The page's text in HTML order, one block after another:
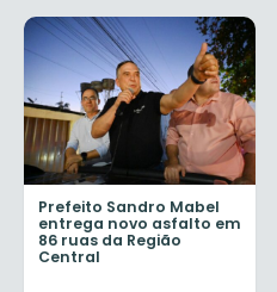
Prefeito Sandro Mabel
entrega novo asfalto em
86 ruas da Região
Central